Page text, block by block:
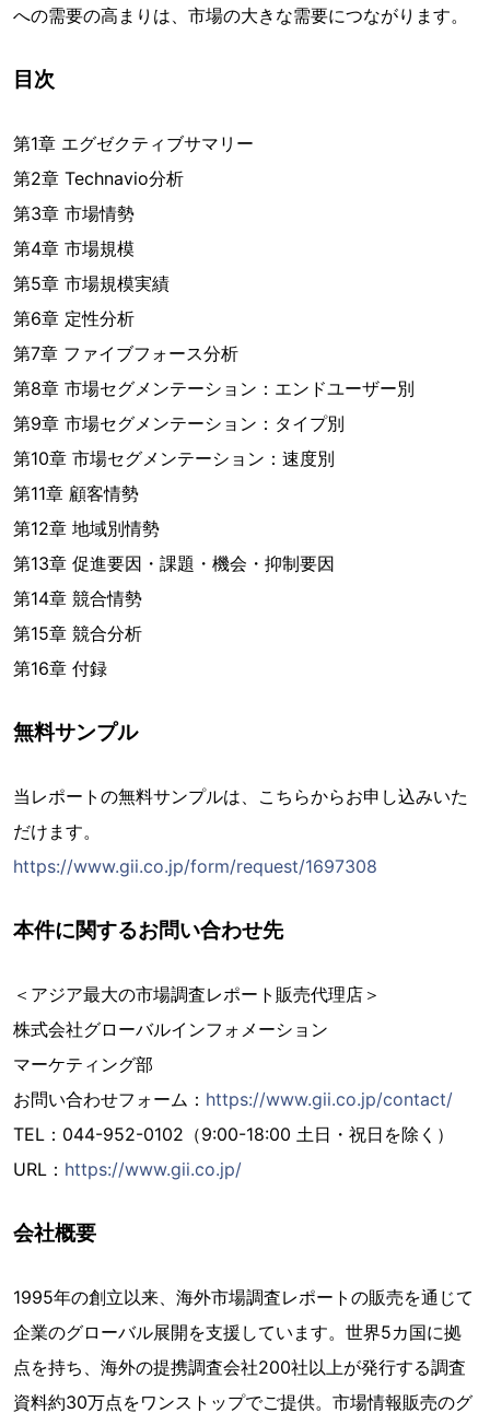
への需要の高まりは、市場の大きな需要につながります。
目次
第1章 エグゼクティブサマリー
第2章 Technavio分析
第3章 市場情勢
第4章 市場規模
第5章 市場規模実績
第6章 定性分析
第7章 ファイブフォース分析
第8章 市場セグメンテーション：エンドユーザー別
第9章 市場セグメンテーション：タイプ別
第10章 市場セグメンテーション：速度別
第11章 顧客情勢
第12章 地域別情勢
第13章 促進要因・課題・機会・抑制要因
第14章 競合情勢
第15章 競合分析
第16章 付録
無料サンプル
当レポートの無料サンプルは、こちらからお申し込みいた
だけます。
https://www.gii.co.jp/form/request/1697308
本件に関するお問い合わせ先
＜アジア最大の市場調査レポート販売代理店＞
株式会社グローバルインフォメーション
マーケティング部
お問い合わせフォーム： https://www.gii.co.jp/contact/
TEL：044-952-0102（9:00-18:00 土日・祝日を除く）
URL： https://www.gii.co.jp/
会社概要
1995年の創立以来、海外市場調査レポートの販売を通じて
企業のグローバル展開を支援しています。世界5カ国に拠
点を持ち、海外の提携調査会社200社以上が発行する調査
資料約30万点をワンストップでご提供。市場情報販売のグ